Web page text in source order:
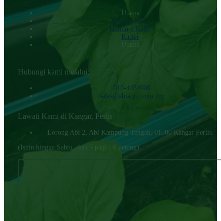
Utama
Tentang Kami
Hubungi KamI
Karier
Utama
Hubungi kami melalui:
010-4454000‬
sales@abiagro.com.my
Lawati Kami di Kangar, Perlis
Lorong Abi 2, Abi Kampung Tengah, 01000 Kangar Perlis.
(Isnin hingga Sabtu, dari 9 pagi - 6 petang)